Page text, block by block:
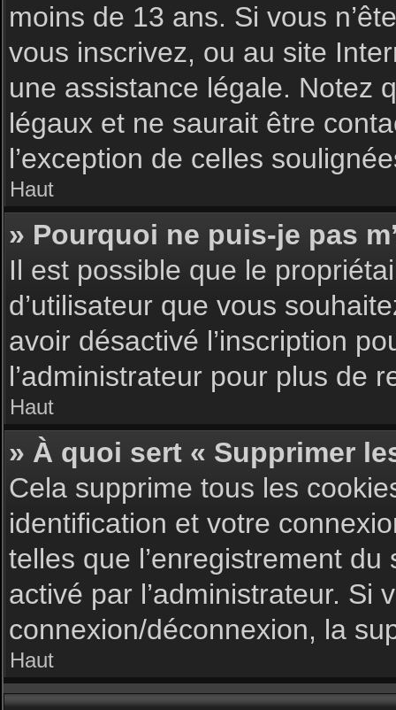
moins de 13 ans. Si vous
vous inscrivez, ou au site
une assistance légale. Notez
légaux et ne saurait être
l’exception de celles
Haut
» Pourquoi ne puis-je pas
Il est possible que le
d’utilisateur que vous
avoir désactivé l’inscription
l’administrateur pour plus de
Haut
» À quoi sert « Supprimer
Cela supprime tous les
identification et votre
telles que l’enregistrement
activé par l’administrateur. Si
connexion/déconnexion, la
Haut